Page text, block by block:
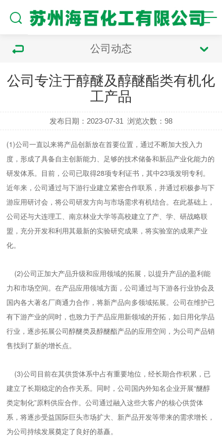
公司动态
公司专注于醇醚及醇醚酯类有机化
工产品
发布日期：2023-07-31 浏览次数：98
(1)公司一直以来将产品创新放在首要位置，通过不断加大投入力
度，形成了具备自主创新能力、足够的技术储备和新品产业化能力的
研发体系。目前，公司已取得28项专利证书，其中23项发明专利。
近年来，公司通过与下游行业建立紧密合作联系，并通过积极参与下
游应用研讨会，将公司研发方向与市场需求有机结合。在此基础上，
公司还与大连理工、南京林业大学等高校建立了产、学、研战略联
盟，充分开发和利用其最新的实验研究成果，将实验室的成果产业
化。
(2)公司正加大产品升级和应用领域的拓展，以提升产品的盈利能
力和市场空间。在产品应用领域方面，公司通过与下游各行业协会及
国内各大著名厂商通力合作，将新产品向多领域拓展。公司在维护已
有下游产业的同时，也致力于产品应用新领域的开拓，如日用化学品
行业，逐步拓展公司醇醚类及醇醚酯产品的应用空间，为公司产品销
售找到了新的增长点。
(3)公司目前在其供货体系中占有重要地位，经长期合作积累，已
建立了长期稳定的合作关系。同时，公司国内外知名企业开展“醚醇
类定制化”原料供应合作。公司通过融入这些大客户的核心供货体
系，将逐步受益国际巨头市场扩大、新产品开发等带来的需求增长，
为公司持续发展奠定了良好的基矗。